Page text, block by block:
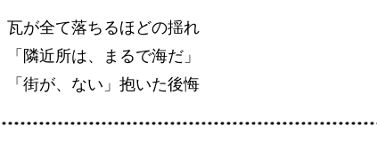
瓦が全て落ちるほどの揺れ
「隣近所は、まるで海だ」
「街が、ない」抱いた後悔